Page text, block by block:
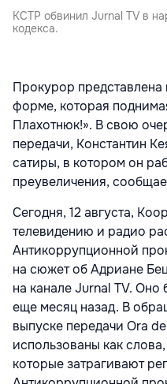
КСТР обвинил Jurnal TV в
кодекса.
Прокурор
форме, которая
Плахотнюк!». В свою
передачи, Константин
сатиры, в котором он
преувеличения,
Сегодня, 12 августа,
телевидению и радио
Антикоррупционной
на сюжет об Адриане
на канале Jurnal TV.
еще месяц назад. В
выпуске передачи Ora
использованы как
которые затрагивают